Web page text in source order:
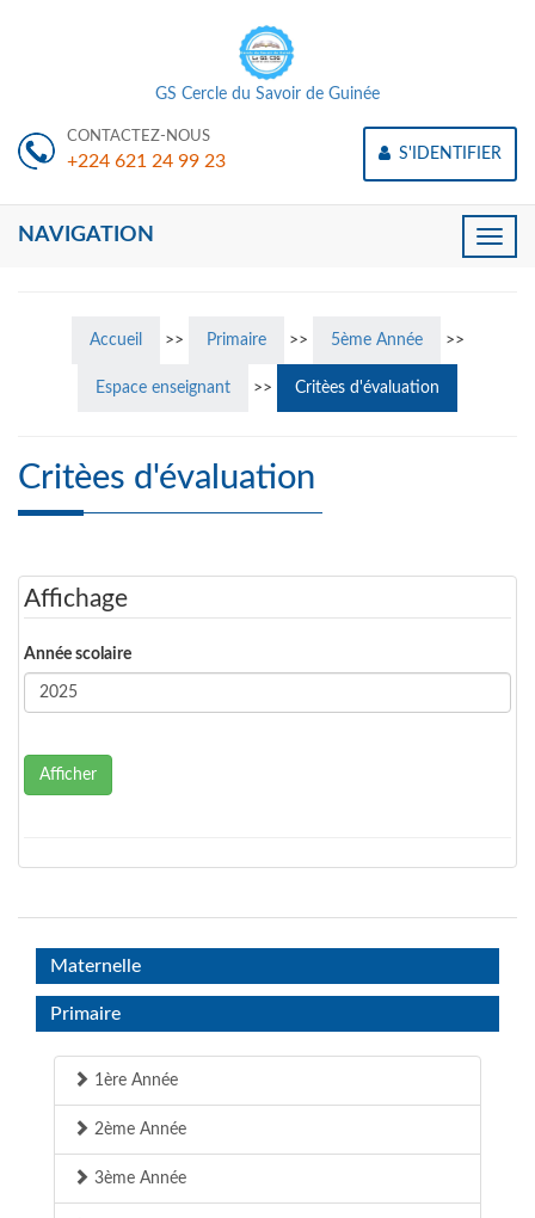
GS Cercle du Savoir de Guinée
CONTACTEZ-NOUS
+224 621 24 99 23 S'IDENTIFIER
Toggle
NAVIGATION
Accueil >> Primaire >> 5ème Année >>
Espace enseignant >> Critèes d'évaluation
Critèes d'évaluation
Affichage
Année scolaire
Afficher
Maternelle
Primaire
1ère Année
2ème Année
3ème Année